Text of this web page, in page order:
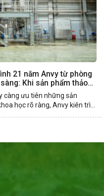
21 năm Anvy từ phòng
Khi sản phẩm thảo
tốt
càng ưu tiên những sản
học rõ ràng, Anvy kiên trì